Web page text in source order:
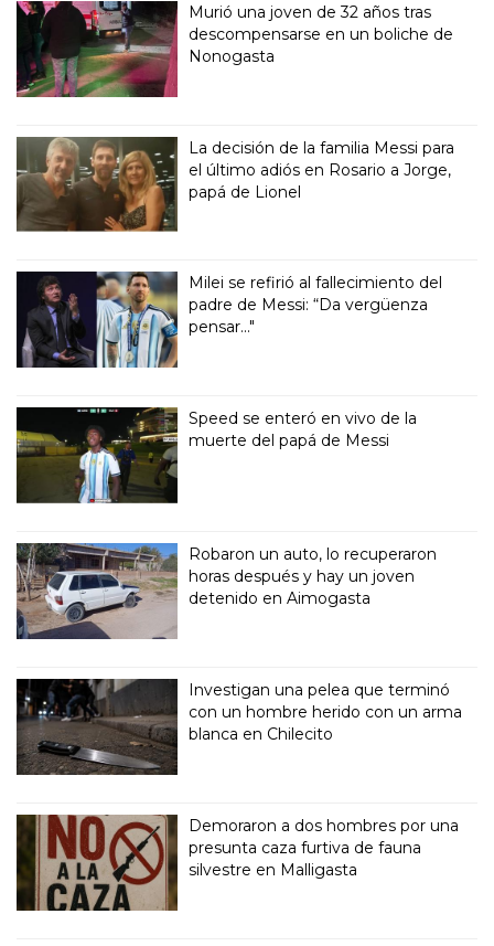
Murió una joven de 32 años tras
descompensarse en un boliche de
Nonogasta
La decisión de la familia Messi para
el último adiós en Rosario a Jorge,
papá de Lionel
Milei se refirió al fallecimiento del
padre de Messi: “Da vergüenza
pensar..."
Speed se enteró en vivo de la
muerte del papá de Messi
Robaron un auto, lo recuperaron
horas después y hay un joven
detenido en Aimogasta
Investigan una pelea que terminó
con un hombre herido con un arma
blanca en Chilecito
Demoraron a dos hombres por una
presunta caza furtiva de fauna
silvestre en Malligasta